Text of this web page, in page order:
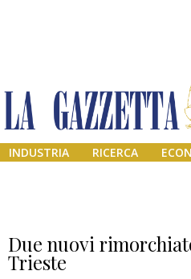
INDUSTRIA RICERCA
Due nuovi
Trieste